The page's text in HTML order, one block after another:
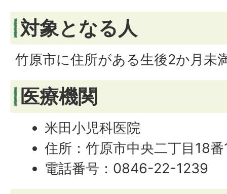
対象となる人
竹原市に住所がある生後2か月未
医療機関
米田小児科医院
住所：竹原市中央二丁目18
電話番号：0846-22-1239